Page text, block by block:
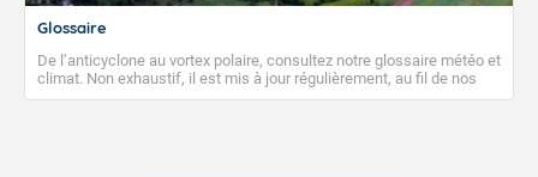
Glossaire
De l’anticyclone au vortex polaire, consultez notre glossaire météo et
climat. Non exhaustif, il est mis à jour régulièrement, au fil de nos
publications. Vous y trouverez également des liens utiles vers nos